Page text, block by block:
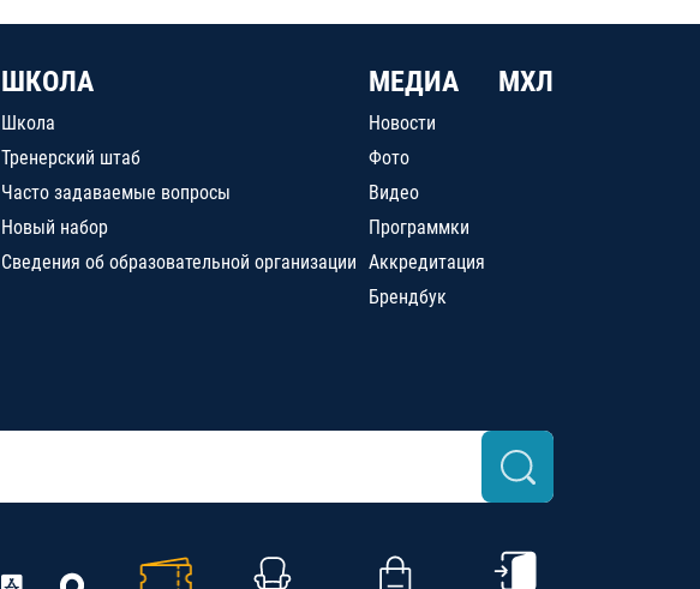
ШКОЛА
Школа
Тренерский штаб
Часто задаваемые вопросы
Новый набор
Сведения об образовательной организации
МЕДИА
Новости
Фото
Видео
Программки
Аккредитация
Брендбук
МХЛ